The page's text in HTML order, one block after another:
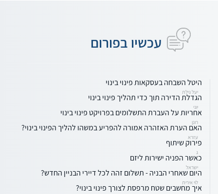
עכשיו בפורום
היטל השבחה בעסקאות פינוי בינוי
יעל גילת
הגדלת הדירה תוך כדי תהליך פינוי בינוי
יוני
אחריות על העברת התשלומים בפרויקט פינוי בינוי
רונן
האם הערת האזהרה אמורה להפריע במשהו להליך הפינוי בינוי?
עזרא
פירוק שיתוף
ג
כאשר הפניה ישירות ליזם
ישראל
היום שאחרי הבניה - תשלום זהה לכל דיירי הבניין החדש?
לוי אירית
איך מחשבים שטח מרפסת לצורך פינוי בינוי?